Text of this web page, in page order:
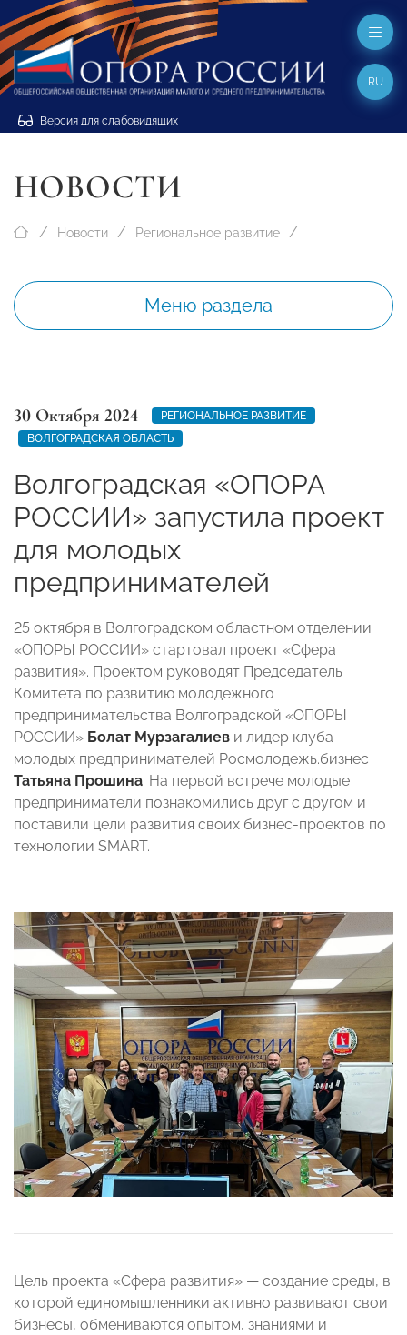
Версия для слабовидящих
RU
НОВОСТИ
Новости Региональное развитие
Меню раздела
30 Октября 2024
РЕГИОНАЛЬНОЕ РАЗВИТИЕ
ВОЛГОГРАДСКАЯ ОБЛАСТЬ
Волгоградская «ОПОРА
РОССИИ» запустила проект
для молодых
предпринимателей
25 октября в Волгоградском областном отделении
«ОПОРЫ РОССИИ» стартовал проект «Сфера
развития». Проектом руководят Председатель
Комитета по развитию молодежного
предпринимательства Волгоградской «ОПОРЫ
РОССИИ» Болат Мурзагалиев и лидер клуба
молодых предпринимателей Росмолодежь.бизнес
Татьяна Прошина. На первой встрече молодые
предприниматели познакомились друг с другом и
поставили цели развития своих бизнес-проектов по
технологии SMART.
Цель проекта «Сфера развития» — создание среды, в
которой единомышленники активно развивают свои
бизнесы, обмениваются опытом, знаниями и